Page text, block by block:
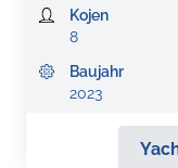
Kojen
8
Baujahr
2023